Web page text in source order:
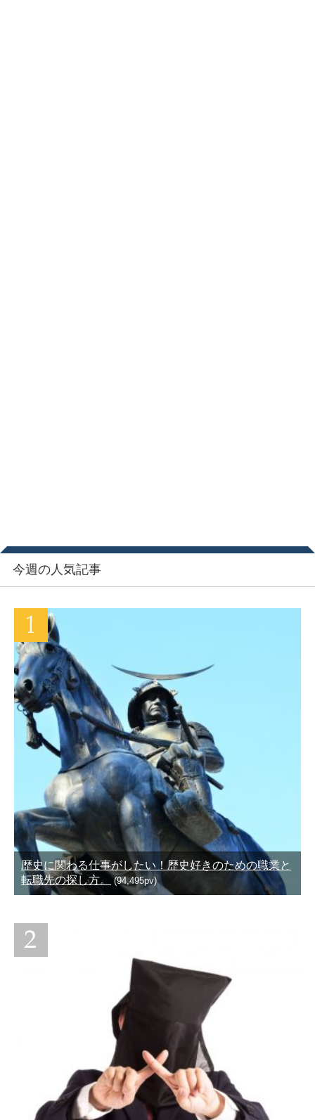
今週の人気記事
歴史に関わる仕事がしたい！歴史好きのための職業と
転職先の探し方。
(94,495pv)